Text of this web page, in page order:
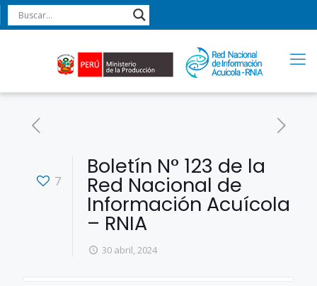
7
Boletín N° 123 de la
Red Nacional de
Información Acuícola
– RNIA
30 abril, 2024